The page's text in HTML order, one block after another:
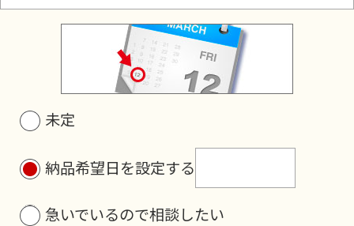
未定
納品希望日を設定する
急いでいるので相談したい